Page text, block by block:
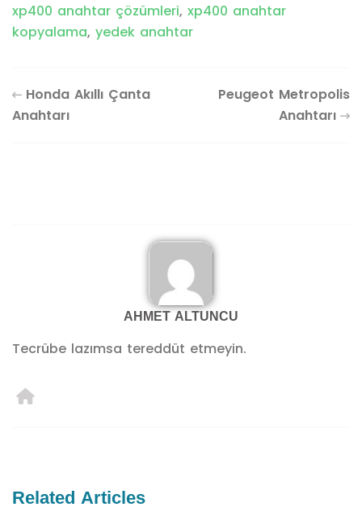
xp400 anahtar çözümleri, xp400 anahtar
kopyalama, yedek anahtar
Honda Akıllı Çanta
Anahtarı
Peugeot Metropolis
Anahtarı
AHMET ALTUNCU
Tecrübe lazımsa tereddüt etmeyin.
Related Articles